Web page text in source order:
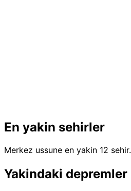
En yakin sehirler
Merkez ussune en yakin 12 sehir.
Yakindaki depremler